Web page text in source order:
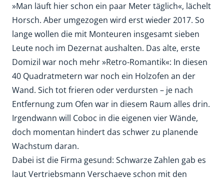
»Man läuft hier schon ein paar Meter täglich«, lächelt
Horsch. Aber umgezogen wird erst wieder 2017. So
lange wollen die mit Monteuren insgesamt sieben
Leute noch im Dezernat aushalten. Das alte, erste
Domizil war noch mehr »Retro-Romantik«: In diesen
40 Quadratmetern war noch ein Holzofen an der
Wand. Sich tot frieren oder verdursten – je nach
Entfernung zum Ofen war in diesem Raum alles drin.
Irgendwann will Coboc in die eigenen vier Wände,
doch momentan hindert das schwer zu planende
Wachstum daran.
Dabei ist die Firma gesund: Schwarze Zahlen gab es
laut Vertriebsmann Verschaeve schon mit den